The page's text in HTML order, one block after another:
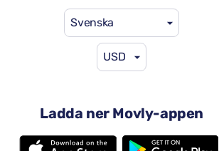
Svenska
USD
Ladda ner Movly-appen
per dag
Automatisk växellåda
5 säten
En stor resväska